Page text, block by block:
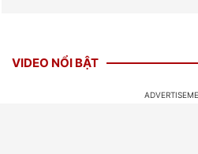
VIDEO NỔI BẬT